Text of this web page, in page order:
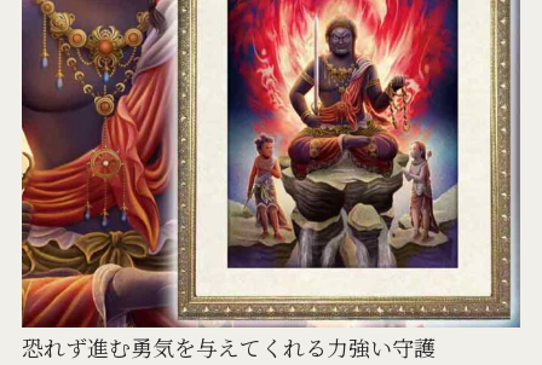
恐れず進む勇気を与えてくれる力強い守護